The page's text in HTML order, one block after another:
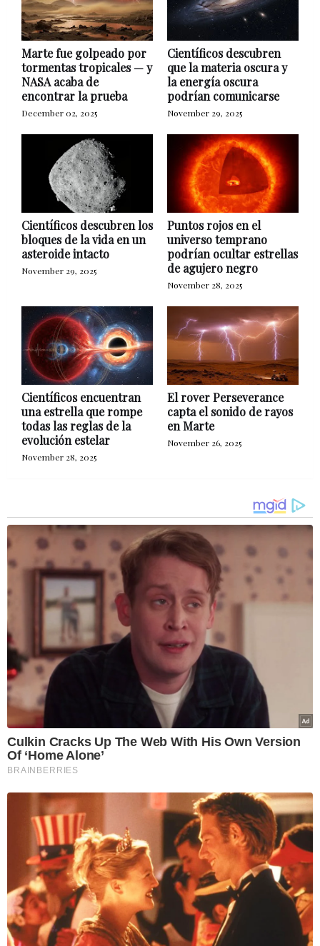
Marte fue golpeado por
tormentas tropicales — y
NASA acaba de
encontrar la prueba
December 02, 2025
Científicos descubren
que la materia oscura y
la energía oscura
podrían comunicarse
November 29, 2025
Científicos descubren los
bloques de la vida en un
asteroide intacto
November 29, 2025
Puntos rojos en el
universo temprano
podrían ocultar estrellas
de agujero negro
November 28, 2025
Científicos encuentran
una estrella que rompe
todas las reglas de la
evolución estelar
November 28, 2025
El rover Perseverance
capta el sonido de rayos
en Marte
November 26, 2025